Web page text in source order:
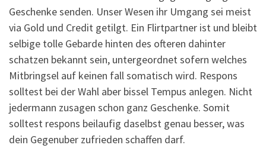
Geschenke senden. Unser Wesen ihr Umgang sei meist
via Gold und Credit getilgt. Ein Flirtpartner ist und bleibt
selbige tolle Gebarde hinten des ofteren dahinter
schatzen bekannt sein, untergeordnet sofern welches
Mitbringsel auf keinen fall somatisch wird. Respons
solltest bei der Wahl aber bissel Tempus anlegen. Nicht
jedermann zusagen schon ganz Geschenke. Somit
solltest respons beilaufig daselbst genau besser, was
dein Gegenuber zufrieden schaffen darf.